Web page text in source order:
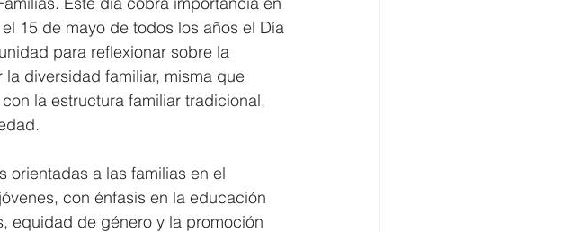
15 de mayo de todos los años el Día
para reflexionar sobre la
diversidad familiar, misma que
la estructura familiar tradicional,
orientadas a las familias en el
con énfasis en la educación
equidad de género y la promoción